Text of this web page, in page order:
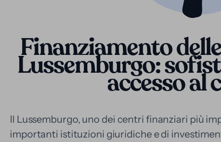
Finanziamento
Lussemburgo:
accesso al
Il Lussemburgo, uno dei centri finanziari più
importanti istituzioni giuridiche e di